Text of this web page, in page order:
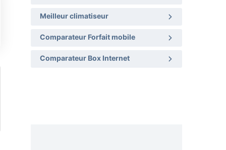
Meilleur climatiseur
Comparateur Forfait mobile
Comparateur Box Internet